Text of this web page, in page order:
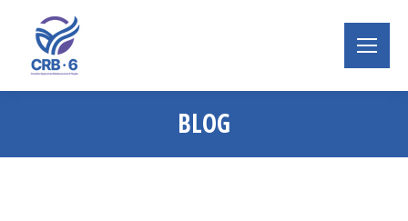
BLOG
Você está aqui: